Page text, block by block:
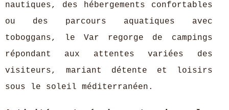
nautiques, des hébergements confortables
ou des parcours aquatiques avec
toboggans, le Var regorge de campings
répondant aux attentes variées des
visiteurs, mariant détente et loisirs
sous le soleil méditerranéen.